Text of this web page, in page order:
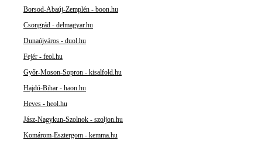
Borsod-Abaúj-Zemplén - boon.hu
Csongrád - delmagyar.hu
Dunaújváros - duol.hu
Fejér - feol.hu
Győr-Moson-Sopron - kisalfold.hu
Hajdú-Bihar - haon.hu
Heves - heol.hu
Jász-Nagykun-Szolnok - szoljon.hu
Komárom-Esztergom - kemma.hu